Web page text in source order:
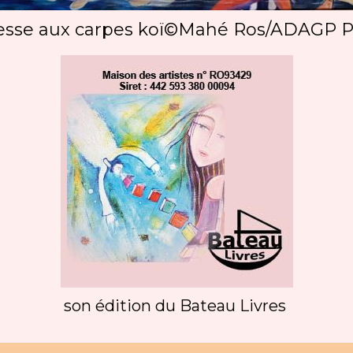
aux carpes koï©Mahé Ros/ADAGP
son édition du Bateau Livres